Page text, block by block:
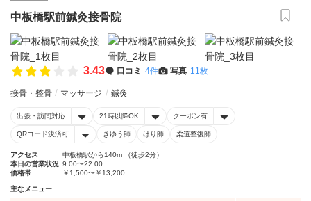
中板橋駅前鍼灸接骨院
3.43 口コミ 4件 写真 11枚
接骨・整骨 マッサージ 鍼灸
出張・訪問対応 21時以降OK クーポン有
QRコード決済可 きゆう師 はり師 柔道整復師
アクセス
中板橋駅から140m （徒歩2分）
本日の営業状況 9:00〜22:00
価格帯
￥1,500〜￥13,200
主なメニュー